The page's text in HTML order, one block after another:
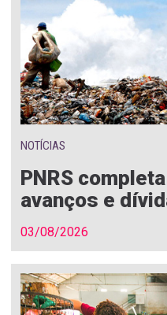
NOTÍCIAS
PNRS
avanços e
03/08/2026